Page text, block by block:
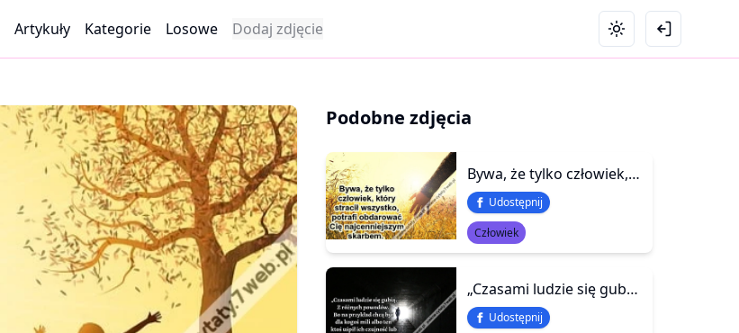
Artykuły Kategorie Losowe Dodaj zdjęcie
Podobne zdjęcia
By­wa, że tyl­ko człowiek, który stra­cił wszys­tko, pot­ra­fi ob­da­rować Cię naj­cenniej­szym skarbem.
Udostępnij
Człowiek
„Czasami ludzie się gubią. Z różnych powodów. Bo na przykład chcą być dla kogoś mili albo ten ktoś uśpił ich czujność lub zwyczajnie wykorzystuje drugą osobę do swoich celów.”
Udostępnij